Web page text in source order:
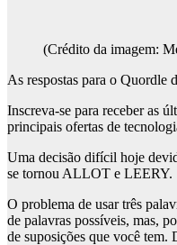
(Crédito da imagem:
As respostas para o
Inscreva-se para receber as
principais ofertas de
Uma decisão difícil hoje
se tornou ALLOT e LEERY.
O problema de usar três
de palavras possíveis, mas,
de suposições que você